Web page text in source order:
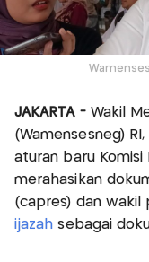
JAKARTA - Wakil
(Wamensesneg)
aturan baru Komisi
merahasikan
(capres) dan wakil
ijazah sebagai